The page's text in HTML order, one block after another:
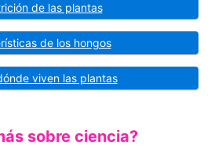
de las plantas
de los hongos
viven las plantas
sobre ciencia?